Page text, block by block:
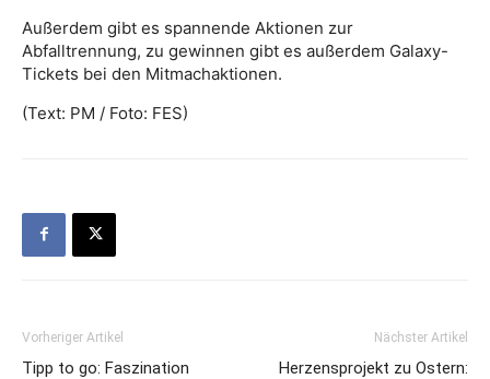
Außerdem gibt es spannende Aktionen zur
Abfalltrennung, zu gewinnen gibt es außerdem Galaxy-
Tickets bei den Mitmachaktionen.
(Text: PM / Foto: FES)
Vorheriger Artikel
Tipp to go: Faszination
Nächster Artikel
Herzensprojekt zu Ostern: